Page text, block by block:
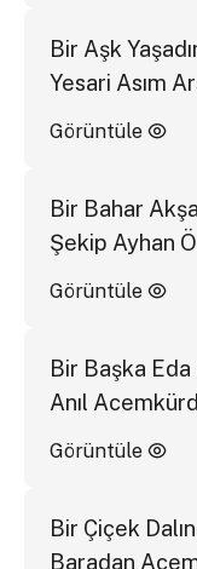
Bir Aşk
Yesari Asım
Görüntüle
Bir Bahar
Şekip Ayhan
Görüntüle
Bir Başka
Anıl
Görüntüle
Bir Çiçek
Baradan